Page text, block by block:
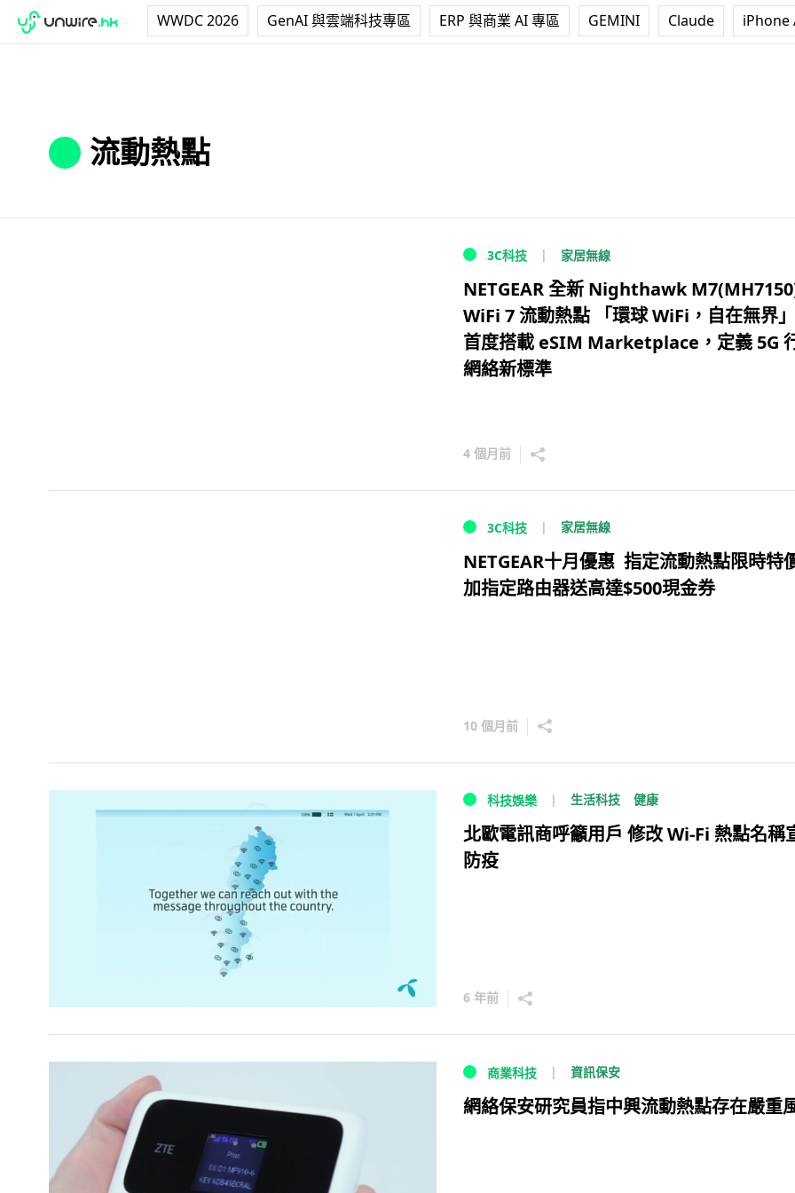
WWDC 2026 GenAI 與雲端科技專區 ERP 與商業 AI 專區 GEMINI Claude iPhone
流動熱點
3C科技 家居無線
NETGEAR 全新 Nighthawk
WiFi 7 流動熱點 「環球 WiFi，自在無界
首度搭載 eSIM Marketplace，定義 5G
網絡新標準
4 個月前
3C科技 家居無線
NETGEAR十月優惠 指定流動熱點限時特
加指定路由器送高達$500現金券
10 個月前
科技娛樂 生活科技 健康
北歐電訊商呼籲用戶 修改 Wi-Fi 熱點名稱
防疫
6 年前
商業科技 資訊保安
網絡保安研究員指中興流動熱點存在嚴重